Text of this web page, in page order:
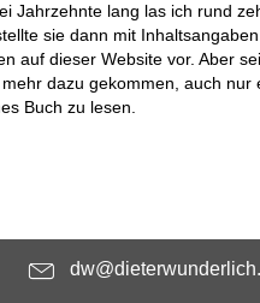
Jahrzehnte lang las ich rund
sie dann mit
auf dieser Website vor. Aber
dazu gekommen, auch nur
Buch zu lesen.